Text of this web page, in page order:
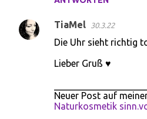
TiaMel 30.3.22
Die Uhr sieht richtig
Lieber Gruß ♥
Neuer Post auf
Naturkosmetik